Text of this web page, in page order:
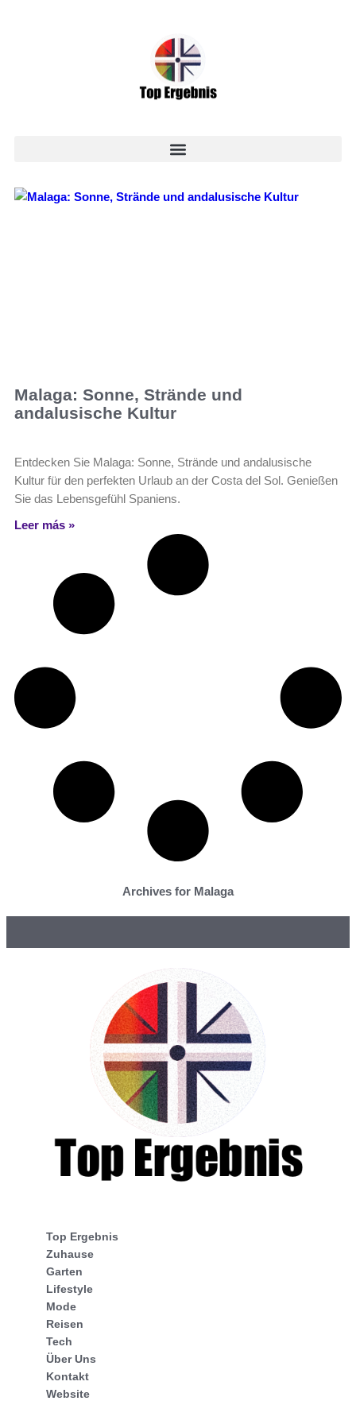
Malaga: Sonne, Strände und
andalusische Kultur
Entdecken Sie Malaga: Sonne, Strände und andalusische
Kultur für den perfekten Urlaub an der Costa del Sol. Genießen
Sie das Lebensgefühl Spaniens.
Leer más »
Archives for Malaga
Top Ergebnis
Zuhause
Garten
Lifestyle
Mode
Reisen
Tech
Über Uns
Kontakt
Website